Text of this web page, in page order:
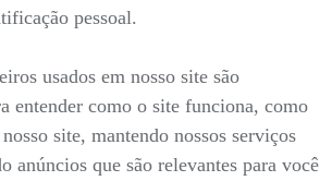
pessoal.
usados em nosso site são
entender como o site funciona, como
site, mantendo nossos serviços
anúncios que são relevantes para você